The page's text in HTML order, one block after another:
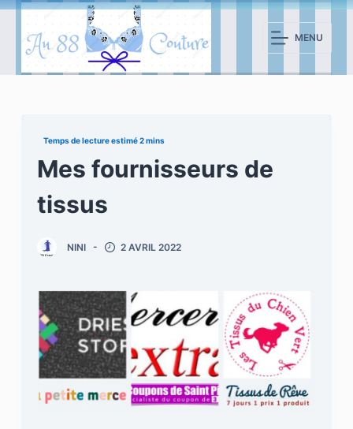
s
MENU
Mes fournisseurs de
tissus
NINI 2 AVRIL 2022